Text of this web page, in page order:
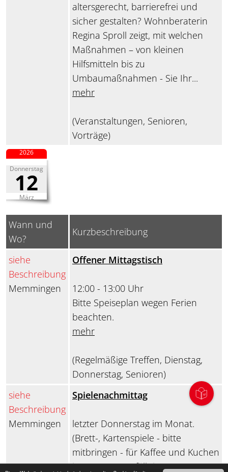
altersgerecht, barrierefrei und
sicher gestalten? Wohnberaterin
Regina Sproll zeigt, mit welchen
Maßnahmen – von kleinen
Hilfsmitteln bis zu
Umbaumaßnahmen - Sie Ihr...
mehr
(Veranstaltungen, Senioren,
Vorträge)
Donnerstag
12
März
2026
Wann und
Wo?
Kurzbeschreibung
siehe
Beschreibung
Memmingen
Offener Mittagstisch
12:00 - 13:00 Uhr
Bitte Speiseplan wegen Ferien
beachten.
mehr
(Regelmäßige Treffen, Dienstag,
Donnerstag, Senioren)
siehe
Beschreibung
Memmingen
Spielenachmittag
letzter Donnerstag im Monat.
(Brett-, Kartenspiele - bitte
mitbringen - für Kaffee und Kuchen
ist gesorgt). Entfällt im August,